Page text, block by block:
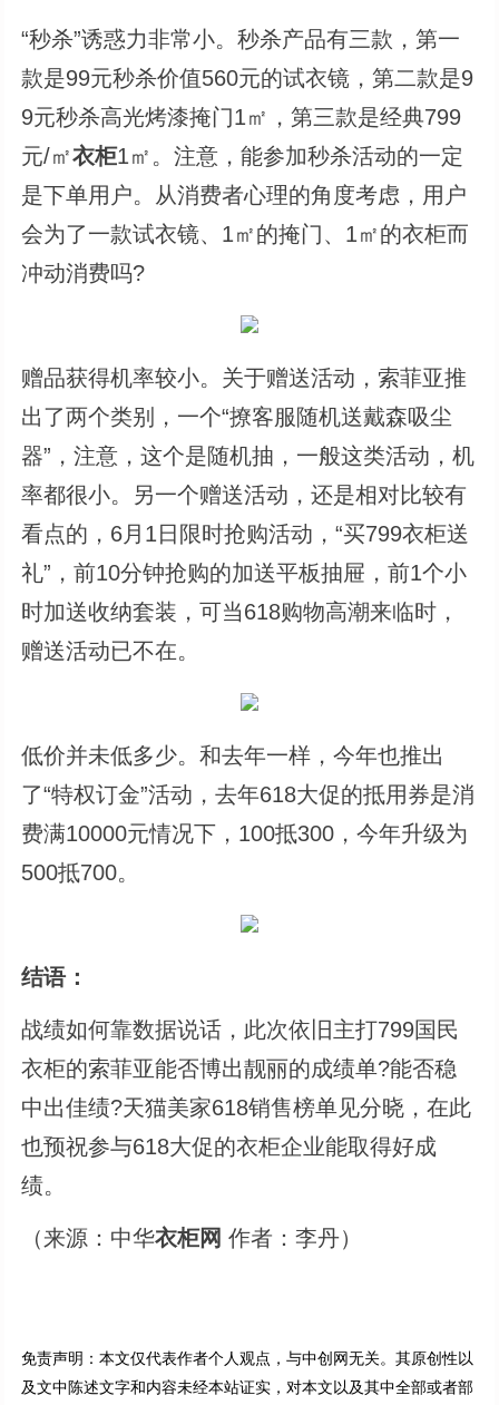
“秒杀”诱惑力非常小。秒杀产品有三款，第一
款是99元秒杀价值560元的试衣镜，第二款是9
9元秒杀高光烤漆掩门1㎡，第三款是经典799
元/㎡衣柜1㎡。注意，能参加秒杀活动的一定
是下单用户。从消费者心理的角度考虑，用户
会为了一款试衣镜、1㎡的掩门、1㎡的衣柜而
冲动消费吗?
赠品获得机率较小。关于赠送活动，索菲亚推
出了两个类别，一个“撩客服随机送戴森吸尘
器”，注意，这个是随机抽，一般这类活动，机
率都很小。另一个赠送活动，还是相对比较有
看点的，6月1日限时抢购活动，“买799衣柜送
礼”，前10分钟抢购的加送平板抽屉，前1个小
时加送收纳套装，可当618购物高潮来临时，
赠送活动已不在。
低价并未低多少。和去年一样，今年也推出
了“特权订金”活动，去年618大促的抵用券是消
费满10000元情况下，100抵300，今年升级为
500抵700。
结语：
战绩如何靠数据说话，此次依旧主打799国民
衣柜的索菲亚能否博出靓丽的成绩单?能否稳
中出佳绩?天猫美家618销售榜单见分晓，在此
也预祝参与618大促的衣柜企业能取得好成
绩。
（来源：中华衣柜网 作者：李丹）
免责声明：本文仅代表作者个人观点，与中创网无关。其原创性以
及文中陈述文字和内容未经本站证实，对本文以及其中全部或者部